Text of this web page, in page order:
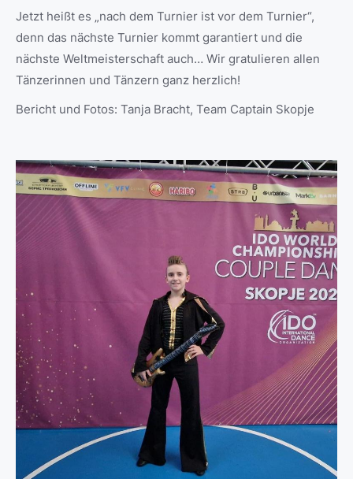
Jetzt heißt es „nach dem Turnier ist vor dem Turnier“,
denn das nächste Turnier kommt garantiert und die
nächste Weltmeisterschaft auch… Wir gratulieren allen
Tänzerinnen und Tänzern ganz herzlich!
Bericht und Fotos: Tanja Bracht, Team Captain Skopje